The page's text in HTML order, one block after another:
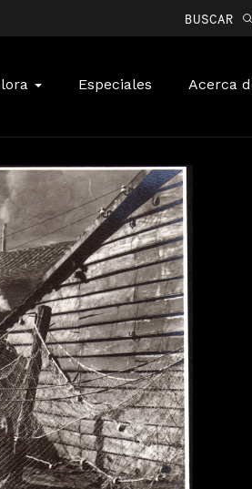
BUSCAR
Especiales Acerca